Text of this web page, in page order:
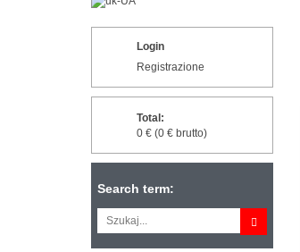
Login
Registrazione
Total:
0 € (0 € brutto)
Search term: